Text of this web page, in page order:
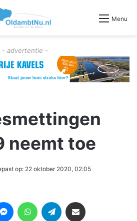
Menu
- advertentie -
neemt toe
op: 22 oktober 2020, 02:05